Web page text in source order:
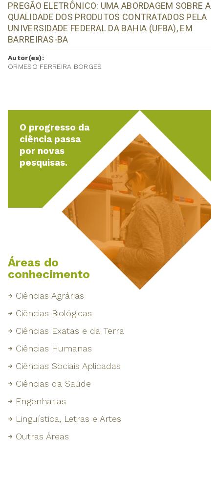
PREGÃO ELETRÔNICO: UMA ABORDAGEM SOBRE A
QUALIDADE DOS PRODUTOS CONTRATADOS PELA
UNIVERSIDADE FEDERAL DA BAHIA (UFBA), EM
BARREIRAS-BA
Autor(es):
ORMESO FERREIRA BORGES
O progresso da
ciência passa
por novas
pesquisas.
Áreas do
conhecimento
Ciências Agrárias
Ciências Biológicas
Ciências Exatas e da Terra
Ciências Humanas
Ciências Sociais Aplicadas
Ciências da Saúde
Engenharias
Linguística, Letras e Artes
Outras Áreas